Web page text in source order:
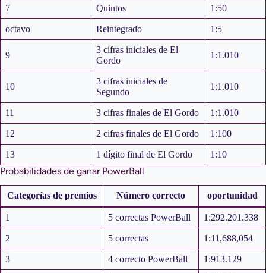
7 Quintos 1:50
octavo Reintegrado 1:5
9
3 cifras iniciales de El
Gordo
1:1.010
10
3 cifras iniciales de
Segundo
1:1.010
11 3 cifras finales de El Gordo 1:1.010
12 2 cifras finales de El Gordo 1:100
13 1 dígito final de El Gordo 1:10
Probabilidades de ganar PowerBall
Categorías de premios Número correcto oportunidad
1 5 correctas PowerBall 1:292.201.338
2 5 correctas 1:11,688,054
3 4 correcto PowerBall 1:913.129